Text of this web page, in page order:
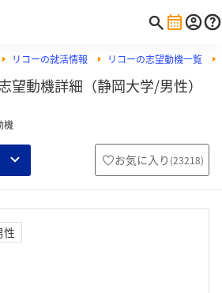
リコーの就活情報 リコーの志望動機一覧
望動機詳細（静岡大学/男性）
機
お気に入り (23218)
性